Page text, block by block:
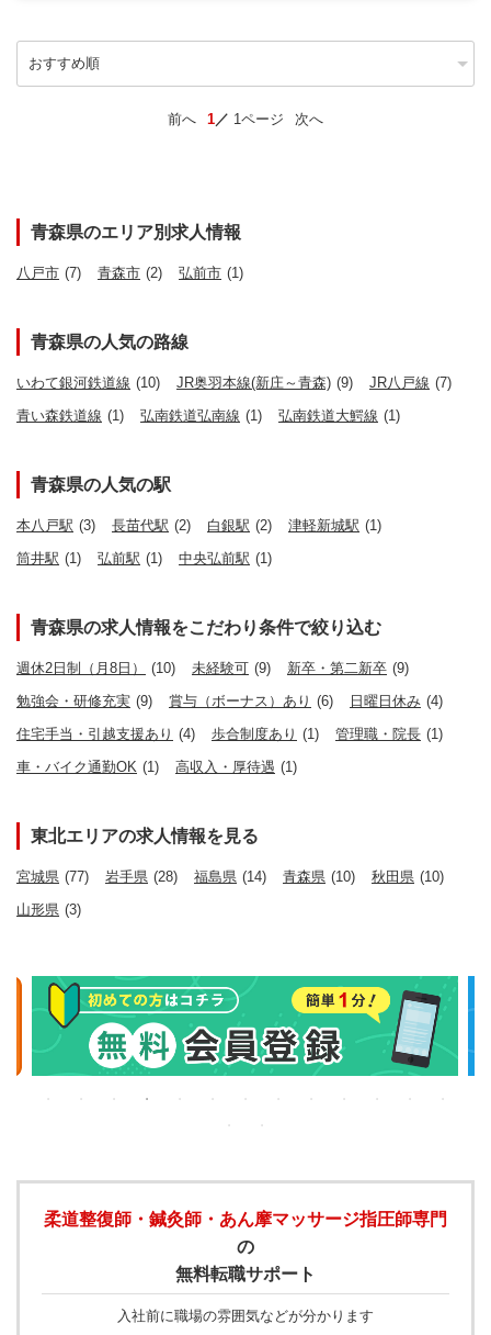
前へ 1 1ページ 次へ
青森県のエリア別求人情報
八戸市 (7) 青森市 (2) 弘前市 (1)
青森県の人気の路線
いわて銀河鉄道線 (10) JR奥羽本線(新庄～青森) (9) JR八戸線 (7)
青い森鉄道線 (1) 弘南鉄道弘南線 (1) 弘南鉄道大鰐線 (1)
青森県の人気の駅
本八戸駅 (3) 長苗代駅 (2) 白銀駅 (2) 津軽新城駅 (1)
筒井駅 (1) 弘前駅 (1) 中央弘前駅 (1)
青森県の求人情報をこだわり条件で絞り込む
週休2日制（月8日） (10) 未経験可 (9) 新卒・第二新卒 (9)
勉強会・研修充実 (9) 賞与（ボーナス）あり (6) 日曜日休み (4)
住宅手当・引越支援あり (4) 歩合制度あり (1) 管理職・院長 (1)
車・バイク通勤OK (1) 高収入・厚待遇 (1)
東北エリアの求人情報を見る
宮城県 (77) 岩手県 (28) 福島県 (14) 青森県 (10) 秋田県 (10)
山形県 (3)
柔道整復師・鍼灸師・あん摩マッサージ指圧師専門
の
無料転職サポート
入社前に職場の雰囲気などが分かります